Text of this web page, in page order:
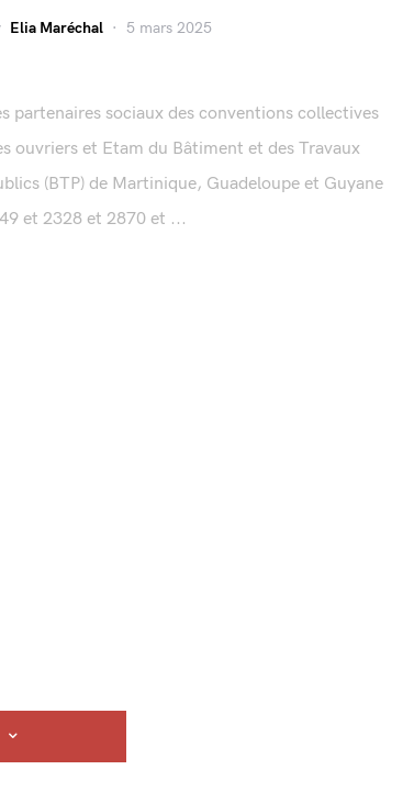
Elia Maréchal 5 mars 2025
partenaires sociaux des conventions collectives
ouvriers et Etam du Bâtiment et des Travaux
(BTP) de Martinique, Guadeloupe et Guyane
et 2328 et 2870 et ...